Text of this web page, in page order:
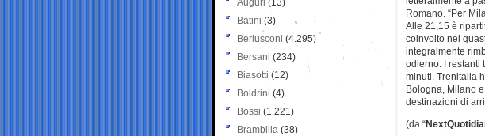
Romano. “Per
Alle 21,15 è
coinvolto nel
integralmente
odierno. I restanti
minuti. Trenitalia
Bologna, Milano
destinazioni di
(da “
Auguri (13)
Batini (3)
Berlusconi (4.295)
Bersani (234)
Biasotti (12)
Boldrini (4)
Bossi (1.221)
Brambilla (38)